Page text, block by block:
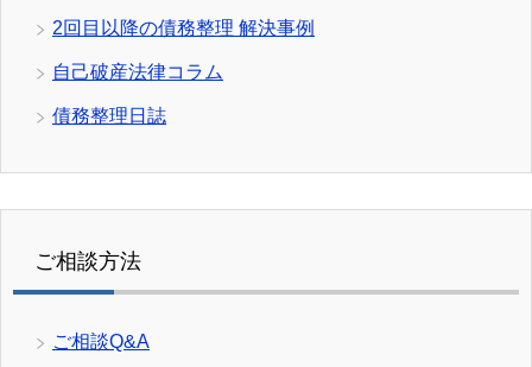
2回目以降の債務整理 解決事例
自己破産法律コラム
債務整理日誌
ご相談方法
ご相談Q&A